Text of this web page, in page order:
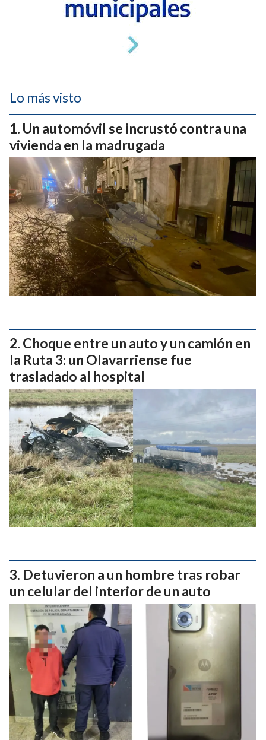
Lo más visto
Un automóvil se incrustó contra una
vivienda en la madrugada
Choque entre un auto y un camión en
la Ruta 3: un Olavarriense fue
trasladado al hospital
Detuvieron a un hombre tras robar
un celular del interior de un auto